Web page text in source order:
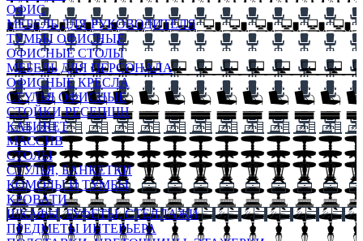
ОФИС
МЕБЕЛЬ ДЛЯ РУКОВОДИТЕЛЯ
ТУМБЫ ОФИСНЫЕ
ОФИСНЫЕ СТОЛЫ
МЕБЕЛЬ ДЛЯ ПЕРСОНАЛА
ОФИСНЫЕ КРЕСЛА
СТУЛЬЯ ОФИСНЫЕ
СТОЙКИ РЕСЕПШН
КАБИНЕТ
МАССИВ
СТОЛЫ
СТУЛЬЯ, БАНКЕТКИ
КОМОДЫ И ТУМБЫ
КРОВАТИ
ШКАФЫ, БУФЕТЫ, СТЕЛЛАЖИ
ПРЕДМЕТЫ ИНТЕРЬЕРА